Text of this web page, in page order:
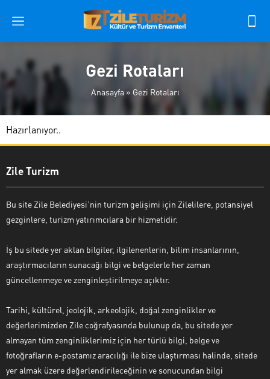
Gezi Rotaları
Anasayfa» Gezi Rotaları
Hazırlanıyor..
Zile Turizm
Bu site Zile Belediyesi’nin turizm gelişimi için Zilelilere, potansiyel
gezginlere, turizm yatırımcılara bir hizmetidir.
İş bu sitede yer aklan bilgiler, ilgilenenlerin, bilim insanlarının,
araştırmacıların sunacağı bilgi ve belgelerle her zaman
güncellenmeye ve zenginleştirilmeye açıktır.
Tarihi, kültürel, jeolojik, arkeolojik, doğal zenginlikler ve
değerlerimizden Zile coğrafyasında bulunup da, bu sitede yer
almayan tüm zenginliklerimiz için her türlü bilgi, belge ve
fotoğrafların e-postamız aracılığı ile bize ulaştırması halinde, sitede
yer almak üzere değerlendirileceğinin ve sonucundan bilgi